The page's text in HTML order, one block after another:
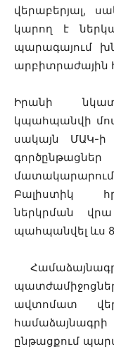
վերաբերյալ,
կարող է
պարագայում
արբիտրաժային
Իրանի
կպահպանվի
սակայն ՄԱԿ-ի
Բալիստիկ
ներկրման
պահպանվել ևս
ավտոմատ
համաձայնագրի
ընթացքում